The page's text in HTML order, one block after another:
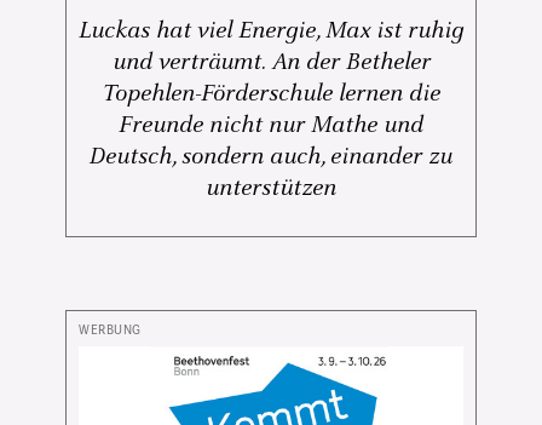
Luckas hat viel Energie, Max ist ruhig
und verträumt. An der Betheler
Topehlen-Förderschule lernen die
Freunde nicht nur Mathe und
Deutsch, sondern auch, einander zu
unterstützen